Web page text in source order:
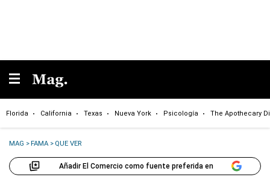
Florida California Texas Nueva York Psicología The Apothecary
MAG >FAMA > QUE VER
Añadir El Comercio como fuente preferida en